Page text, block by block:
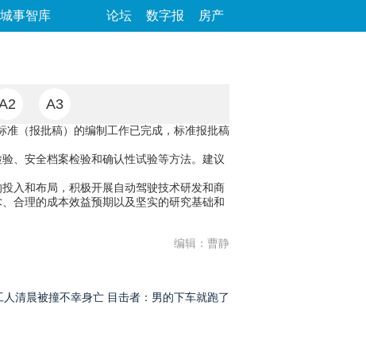
城事智库 论坛 数字报 房产
A3
（报批稿）的编制工作已完成，标准报批稿
、安全档案检验和确认性试验等方法。建议
入和布局，积极开展自动驾驶技术研发和商
合理的成本效益预期以及坚实的研究基础和
编辑：曹静
人清晨被撞不幸身亡 目击者：男的下车就跑了